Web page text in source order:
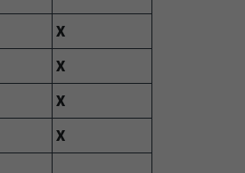
X
X
X
X